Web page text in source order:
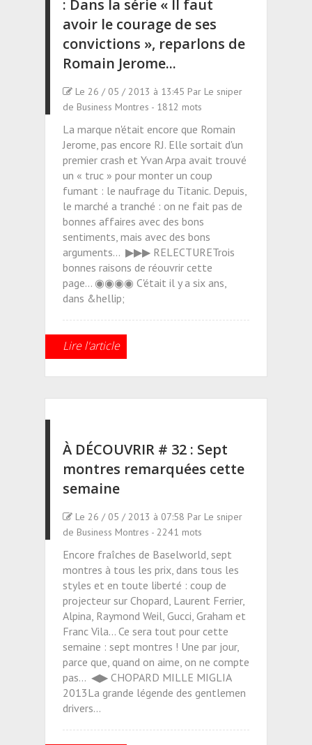
: Dans la série « Il faut
avoir le courage de ses
convictions », reparlons de
Romain Jerome...
Le 26 / 05 / 2013 à 13:45 Par Le sniper
de Business Montres - 1812 mots
La marque n'était encore que Romain
Jerome, pas encore RJ. Elle sortait d'un
premier crash et Yvan Arpa avait trouvé
un « truc » pour monter un coup
fumant : le naufrage du Titanic. Depuis,
le marché a tranché : on ne fait pas de
bonnes affaires avec des bons
sentiments, mais avec des bons
arguments... ▶▶▶ RELECTURETrois
bonnes raisons de réouvrir cette
page... ◉◉◉◉ C'était il y a six ans,
dans &hellip;
Lire l'article
À DÉCOUVRIR # 32 : Sept
montres remarquées cette
semaine
Le 26 / 05 / 2013 à 07:58 Par Le sniper
de Business Montres - 2241 mots
Encore fraîches de Baselworld, sept
montres à tous les prix, dans tous les
styles et en toute liberté : coup de
projecteur sur Chopard, Laurent Ferrier,
Alpina, Raymond Weil, Gucci, Graham et
Franc Vila... Ce sera tout pour cette
semaine : sept montres ! Une par jour,
parce que, quand on aime, on ne compte
pas... ◀▶ CHOPARD MILLE MIGLIA
2013La grande légende des gentlemen
drivers...